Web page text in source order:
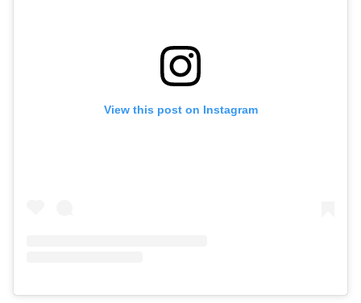
View this post on Instagram